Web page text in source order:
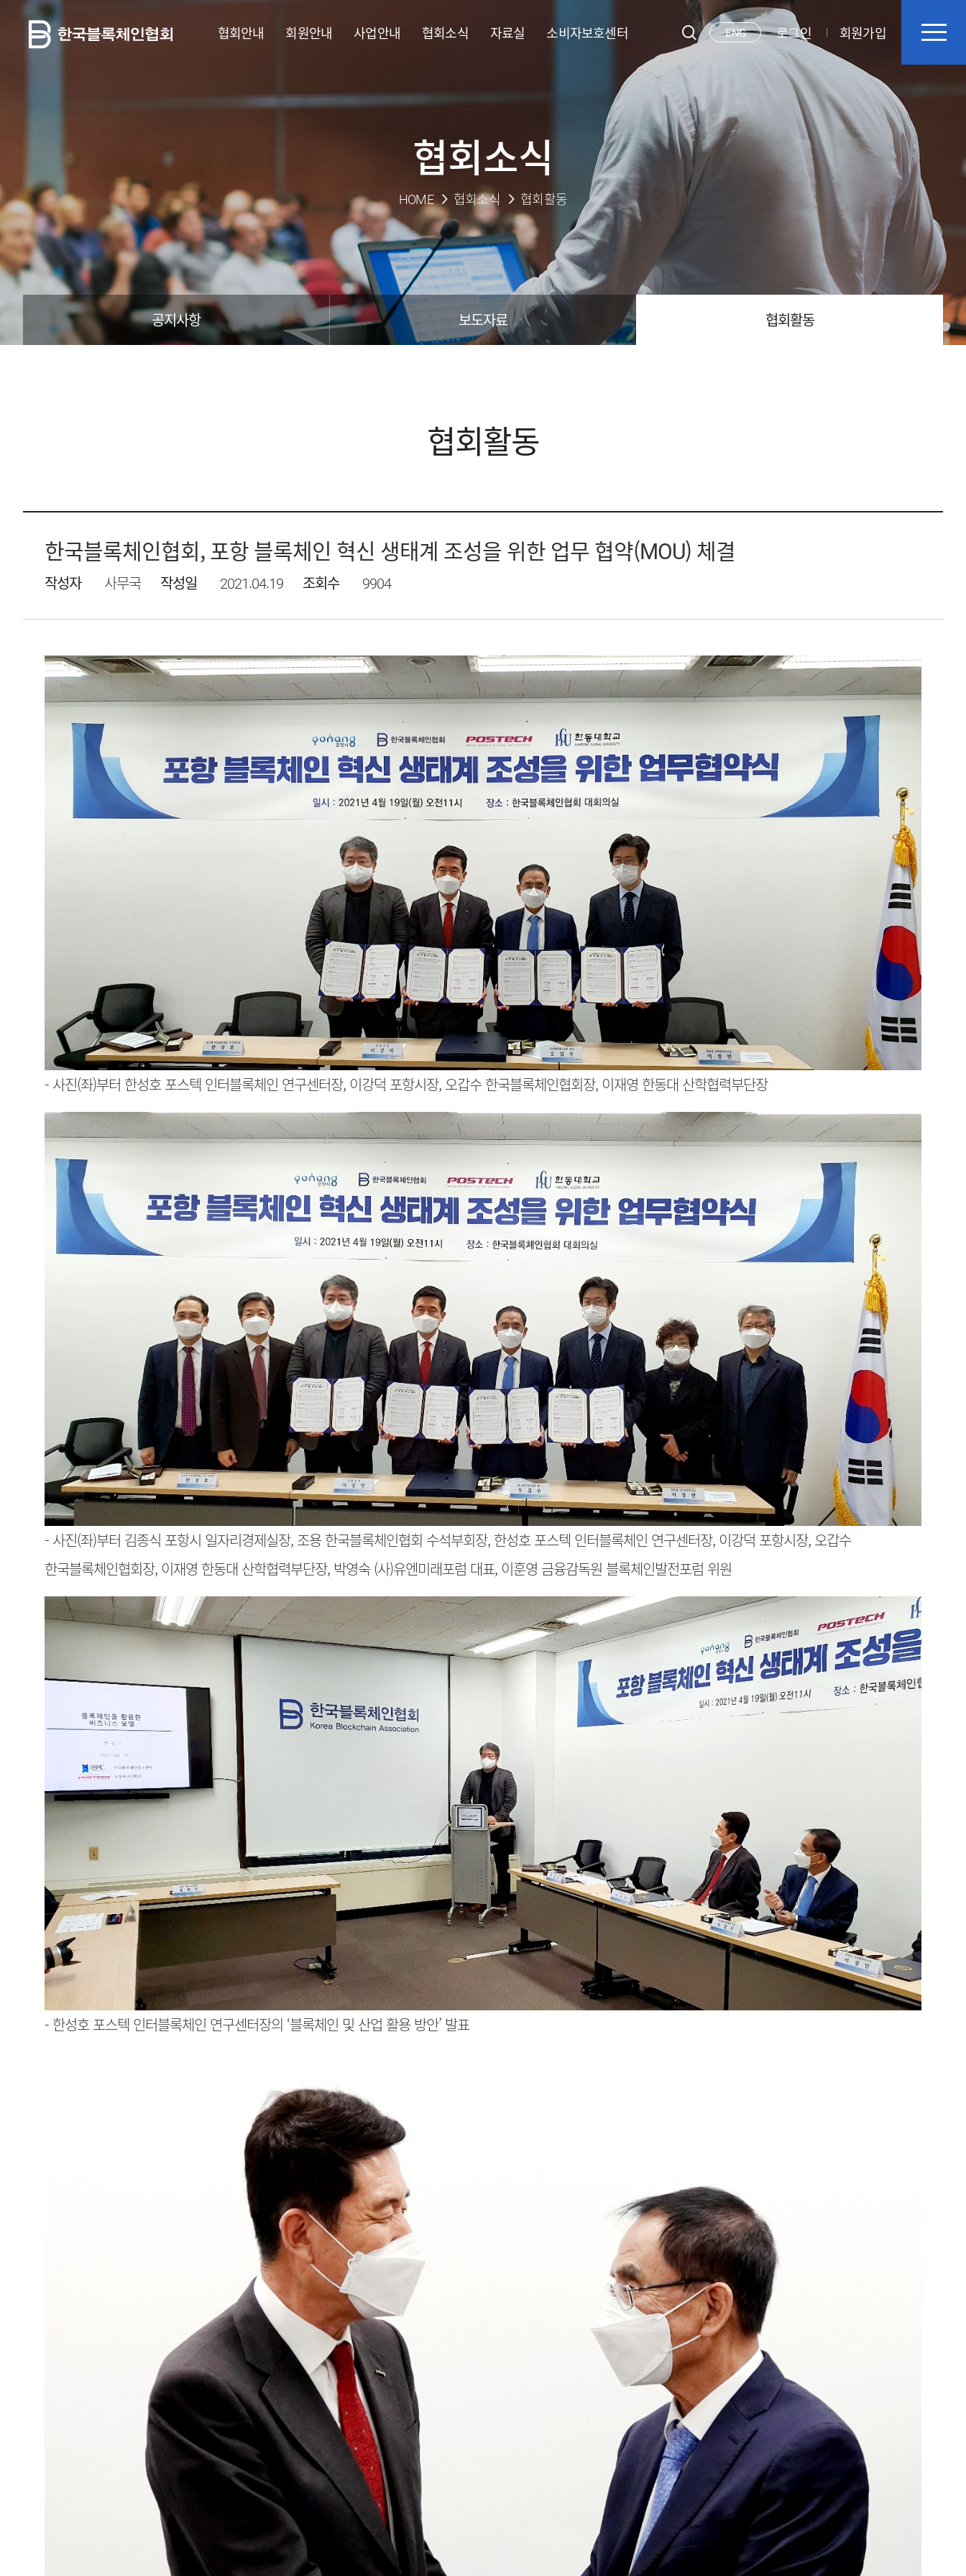
협회안내 회원안내 사업안내 협회소식 자료실 소비자보호센터 ENG 로그인 회원가입
협회소식
HOME 협회소식 협회활동
공지사항 보도자료 협회활동
협회활동
한국블록체인협회, 포항 블록체인 혁신 생태계 조성을 위한 업무 협약(MOU) 체결
작성자 사무국 작성일 2021.04.19 조회수 9904
- 사진(좌)부터 한성호 포스텍 인터블록체인 연구센터장, 이강덕 포항시장, 오갑수 한국블록체인협회장, 이재영 한동대 산학협력부단장
- 사진(좌)부터 김종식 포항시 일자리경제실장, 조용 한국블록체인협회 수석부회장, 한성호 포스텍 인터블록체인 연구센터장, 이강덕 포항시장, 오갑수
한국블록체인협회장, 이재영 한동대 산학협력부단장, 박영숙 (사)유엔미래포럼 대표, 이훈영 금융감독원 블록체인발전포럼 위원
- 한성호 포스텍 인터블록체인 연구센터장의 ‘블록체인 및 산업 활용 방안’ 발표